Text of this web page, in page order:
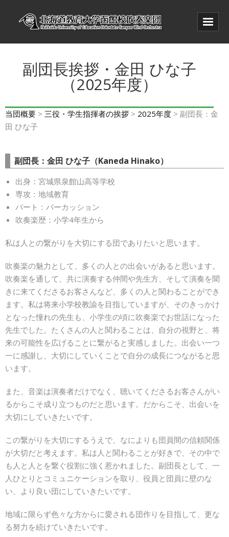
当団概要
お問い合わせ
OBOG会
副団長挨拶・金田 ひな子
（2025年度）
当団概要 > 三役・学生指揮者の挨拶 > 2025年度 > 副団長：金
田 ひな子
副団長：金田 ひな子（Kaneda Hinako）
出身：宮城県泉館山高等学校
専攻：地域教育
パート：パーカッション
吹奏楽歴：小学4年生から
私は人との繋がりを大切にする団でありたいと思います。
吹奏楽の魅力として、多くの人との出会いがあると思います。
吹奏楽を通して、共に演奏する仲間や先生方、そして演奏を聞
きに来てくださるお客さんなど、多くの人と関わることができ
ます。私は将来小学校教諭を目指していますが、そのきっかけ
となった憧れの先生も、小学生の頃に吹奏楽でお世話になった
先生でした。たくさんの人と関わることは、自分の視野と、将
来の可能性を広げることに繋がると実感しました。出会い一つ
一に感謝し、大切にしていくことで自分の成長につながると思
います。
また、音楽は演奏者だけでなく、聴いてくださるお客さんがい
るからこそ成り立つものだと思います。だからこそ、出会いを
大切にしていきたいです。
この繋がりを大切にするうえで、なによりも団員間の信頼関係
が大切だと考えます。私は人と関わることが好きで、その中で
も人と人とを繋ぐ役割に強く惹かれました。副団長として、一
人ひとりとコミュニケーションを取り、役員と団員に壁のな
い、より良い団にしていきたいです。
地域に限らず色々な方からに愛される団作りを目指して、更な
る努力を続けていきたいです。